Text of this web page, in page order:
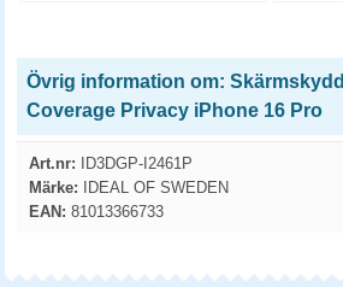
Övrig information om: Skärmskydd
Coverage Privacy iPhone 16 Pro
Art.nr: ID3DGP-I2461P
Märke: IDEAL OF SWEDEN
EAN: 81013366733